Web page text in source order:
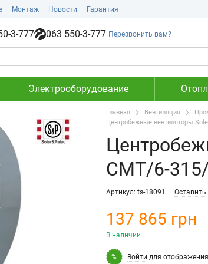
Монтаж Новости Гарантия
3-777 063 550-3-777 Перезвонить вам?
Электрооборудование
Главная Вентиляция
Центробежные вентиляторы
CMT/6-
Артикул: ts-18091
137 865 грн
В наличии
% Войти для